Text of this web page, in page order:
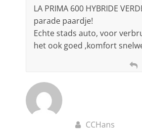
LA PRIMA 600 HYBRIDE
parade paardje!
Echte stads auto, voor
het ook goed ,komfort
CCHans